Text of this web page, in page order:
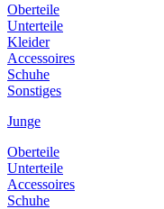
Oberteile
Unterteile
Kleider
Accessoires
Schuhe
Sonstiges
Junge
Oberteile
Unterteile
Accessoires
Schuhe